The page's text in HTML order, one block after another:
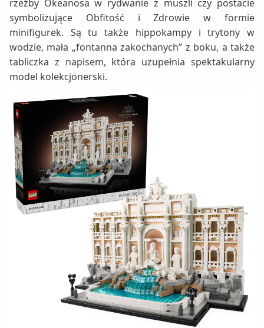
rzeźby Okeanosa w rydwanie z muszli czy postacie
symbolizujące Obfitość i Zdrowie w formie
minifigurek. Są tu także hippokampy i trytony w
wodzie, mała „fontanna zakochanych” z boku, a także
tabliczka z napisem, która uzupełnia spektakularny
model kolekcjonerski.